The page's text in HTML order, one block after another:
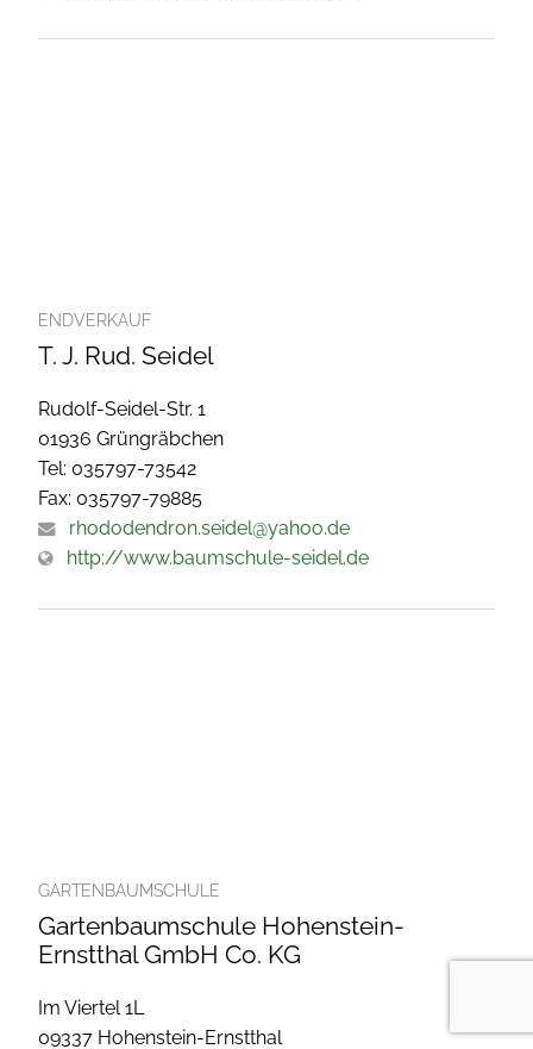
ENDVERKAUF
T. J. Rud. Seidel
Rudolf-Seidel-Str. 1
01936 Grüngräbchen
Tel: 035797-73542
Fax: 035797-79885
rhododendron.seidel@yahoo.de
http://www.baumschule-seidel.de
GARTENBAUMSCHULE
Gartenbaumschule Hohenstein-
Ernstthal GmbH Co. KG
Im Viertel 1L
09337 Hohenstein-Ernstthal